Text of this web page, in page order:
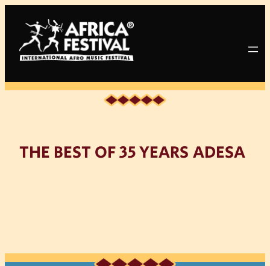
Inhalt
springen
THE BEST OF 35 YEARS ADESA